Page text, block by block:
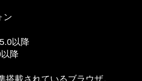
ン
以降
降
搭載されているブラウザ。